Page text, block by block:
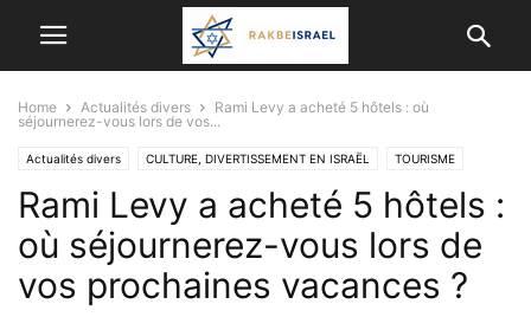
Home Actualités divers
Rami Levy a acheté 5 hôtels : où
séjournerez-vous lors de vos...
Actualités divers CULTURE, DIVERTISSEMENT EN ISRAËL TOURISME
Rami Levy a acheté 5 hôtels :
où séjournerez-vous lors de
vos prochaines vacances ?